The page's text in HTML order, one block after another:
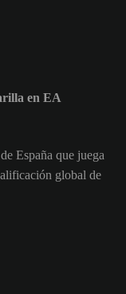
en EA
España que juega
global de